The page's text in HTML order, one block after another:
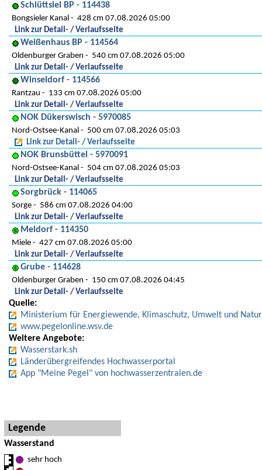
Schlüttsiel BP - 114438
Bongsieler Kanal
428 cm 07.08.2026 05:00
Link zur Detail- / Verlaufsseite
Weißenhaus BP - 114564
Oldenburger Graben
540 cm 07.08.2026 05:00
Link zur Detail- / Verlaufsseite
Winseldorf - 114566
Rantzau
133 cm 07.08.2026 05:00
Link zur Detail- / Verlaufsseite
NOK Dükerswisch - 5970085
Nord-Ostsee-Kanal
500 cm 07.08.2026 05:03
Link zur Detail- / Verlaufsseite
NOK Brunsbüttel - 5970091
Nord-Ostsee-Kanal
504 cm 07.08.2026 05:03
Link zur Detail- / Verlaufsseite
Sorgbrück - 114065
Sorge
586 cm 07.08.2026 04:00
Link zur Detail- / Verlaufsseite
Meldorf - 114350
Miele
427 cm 07.08.2026 05:00
Link zur Detail- / Verlaufsseite
Grube - 114628
Oldenburger Graben
150 cm 07.08.2026 04:45
Link zur Detail- / Verlaufsseite
Quelle:
Ministerium für Energiewende, Klimaschutz, Umwelt und Natur
www.pegelonline.wsv.de
Weitere Angebote:
Wasserstark.sh
Länderübergreifendes Hochwasserportal
App "Meine Pegel" von hochwasserzentralen.de
Legende
Wasserstand
sehr hoch